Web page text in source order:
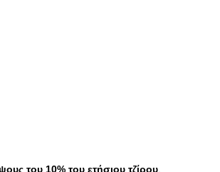
του 10% του ετήσιου τζίρου